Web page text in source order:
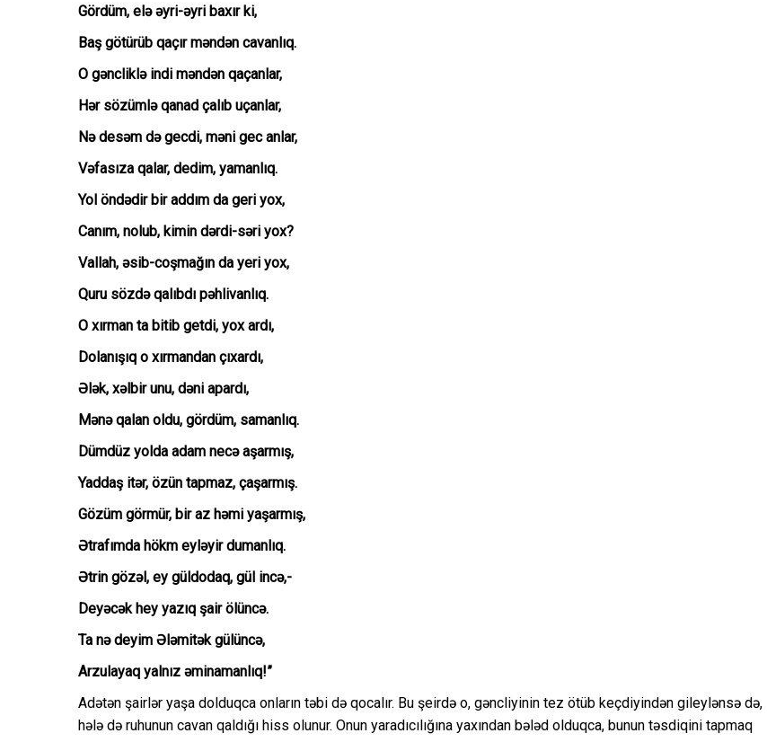
Gördüm, elə əyri-əyri baxır ki,
Baş götürüb qaçır məndən cavanlıq.
O gəncliklə indi məndən qaçanlar,
Hər sözümlə qanad çalıb uçanlar,
Nə desəm də gecdi, məni gec anlar,
Vəfasıza qalar, dedim, yamanlıq.
Yol öndədir bir addım da geri yox,
Canım, nolub, kimin dərdi-səri yox?
Vallah, əsib-coşmağın da yeri yox,
Quru sözdə qalıbdı pəhlivanlıq.
O xırman ta bitib getdi, yox ardı,
Dolanışıq o xırmandan çıxardı,
Ələk, xəlbir unu, dəni apardı,
Mənə qalan oldu, gördüm, samanlıq.
Dümdüz yolda adam necə aşarmış,
Yaddaş itər, özün tapmaz, çaşarmış.
Gözüm görmür, bir az həmi yaşarmış,
Ətrafımda hökm eyləyir dumanlıq.
Ətrin gözəl, ey güldodaq, gül incə,-
Deyəcək hey yazıq şair ölüncə.
Ta nə deyim Ələmitək gülüncə,
Arzulayaq yalnız əminamanlıq!”
Adətən şairlər yaşa dolduqca onların təbi də qocalır. Bu şeirdə o, gəncliyinin tez ötüb keçdiyindən gileylənsə də,
hələ də ruhunun cavan qaldığı hiss olunur. Onun yaradıcılığına yaxından bələd olduqca, bunun təsdiqini tapmaq